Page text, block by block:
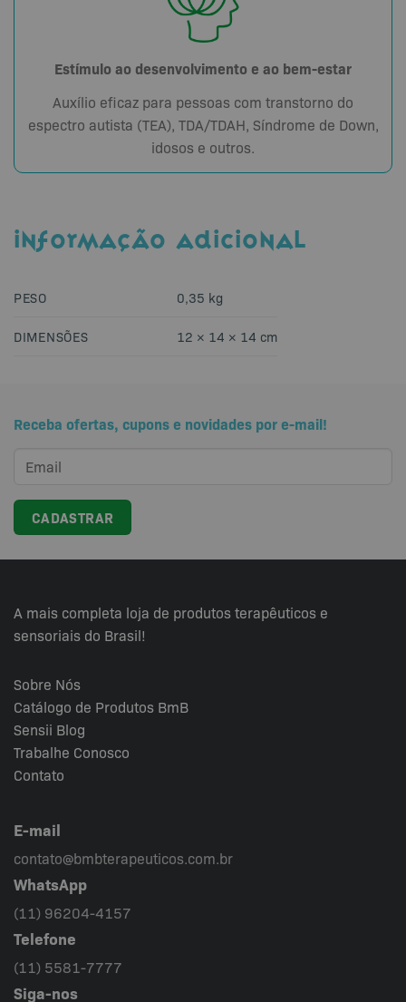
Estímulo ao desenvolvimento e ao bem-estar
Auxílio eficaz para pessoas com transtorno do
espectro autista (TEA), TDA/TDAH, Síndrome de Down,
idosos e outros.
INFORMAÇÃO ADICIONAL
PESO 0,35 kg
DIMENSÕES 12 × 14 × 14 cm
Receba ofertas, cupons e novidades por e-mail!
A mais completa loja de produtos terapêuticos e
sensoriais do Brasil!
Sobre Nós
Catálogo de Produtos BmB
Sensii Blog
Trabalhe Conosco
Contato
E-mail
contato@bmbterapeuticos.com.br
WhatsApp
(11) 96204-4157
Telefone
(11) 5581-7777
Siga-nos